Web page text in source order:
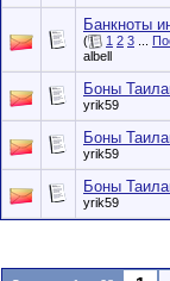
Банкноты
( 1 2 3
albell
Боны
yrik59
Боны
yrik59
Боны
yrik59